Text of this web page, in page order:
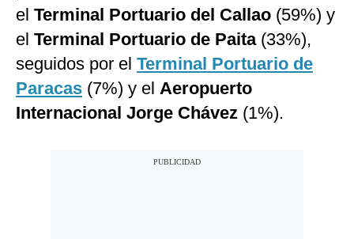
el Terminal Portuario del Callao (59%) y
el Terminal Portuario de Paita (33%),
seguidos por el Terminal Portuario de
Paracas (7%) y el Aeropuerto
Internacional Jorge Chávez (1%).